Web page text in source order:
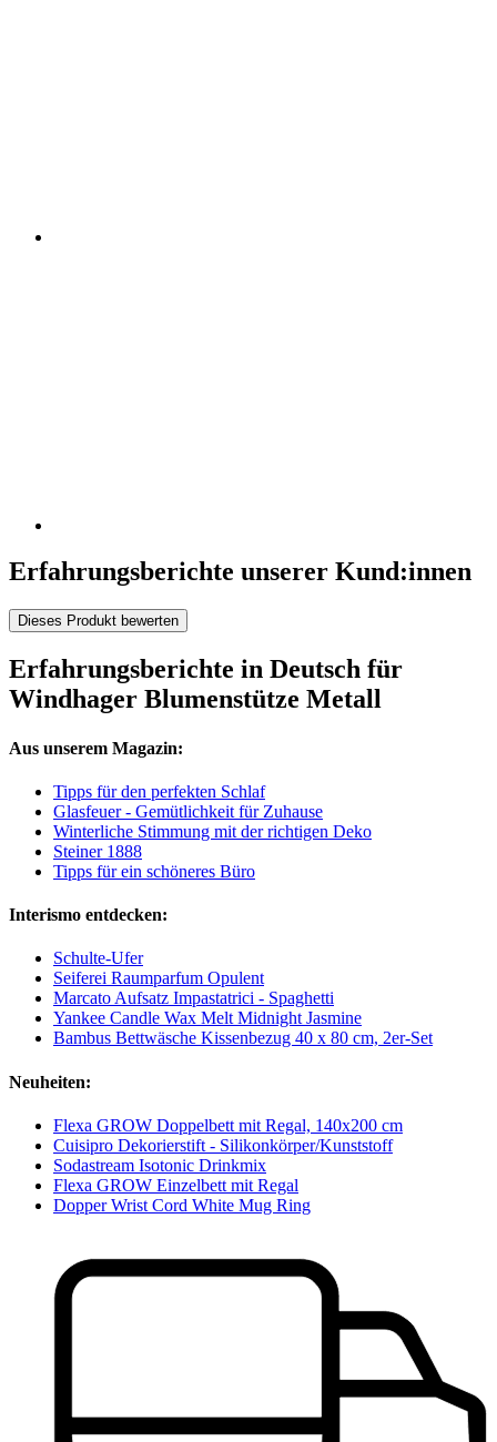
Erfahrungsberichte unserer Kund:innen
Dieses Produkt bewerten
Erfahrungsberichte in Deutsch für
Windhager Blumenstütze Metall
Aus unserem Magazin:
Tipps für den perfekten Schlaf
Glasfeuer - Gemütlichkeit für Zuhause
Winterliche Stimmung mit der richtigen Deko
Steiner 1888
Tipps für ein schöneres Büro
Interismo entdecken:
Schulte-Ufer
Seiferei Raumparfum Opulent
Marcato Aufsatz Impastatrici - Spaghetti
Yankee Candle Wax Melt Midnight Jasmine
Bambus Bettwäsche Kissenbezug 40 x 80 cm, 2er-Set
Neuheiten:
Flexa GROW Doppelbett mit Regal, 140x200 cm
Cuisipro Dekorierstift - Silikonkörper/Kunststoff
Sodastream Isotonic Drinkmix
Flexa GROW Einzelbett mit Regal
Dopper Wrist Cord White Mug Ring